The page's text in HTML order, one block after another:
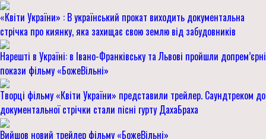
«Квіти України» : В український прокат виходить документальна
стрічка про киянку, яка захищає свою землю від забудовників
Нарешті в Україні: в Івано-Франківську та Львові пройшли допрем’єрні
покази фільму «БожеВільні»
Творці фільму «Квіти України» представили трейлер. Саундтреком до
документальної стрічки стали пісні гурту ДахаБраха
Вийшов новий трейлер фільму «БожеВільні»